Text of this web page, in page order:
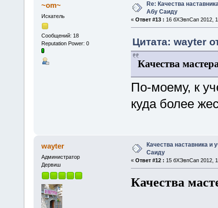
~om~
Искатель
Сообщений: 18
Reputation Power: 0
Re: Качества
Абу Саиду
« Ответ #13 : 16 бХЭвпСап 2012,
Цитата: wayter
Качества
По-моему, к
куда более
wayter
Администратор
Дервиш
Качества наставника и
Саиду
« Ответ #12 : 15 бХЭвпСап 2012,
Качества